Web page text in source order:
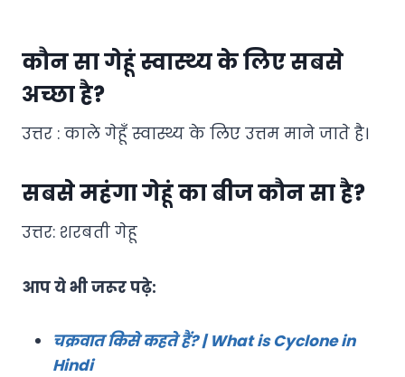
कौन सा गेहूं स्वास्थ्य के लिए सबसे
अच्छा है?
उत्तर : काले गेहूँ स्वास्थ्य के लिए उत्तम माने जाते है।
सबसे महंगा गेहूं का बीज कौन सा है?
उत्तर: शरबती गेहू
आप ये भी जरूर पढ़े:
चक्रवात किसे कहते हैं? | What is Cyclone in
Hindi